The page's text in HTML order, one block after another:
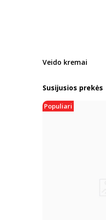
Veido kremai
Susijusios prekės
Populiari